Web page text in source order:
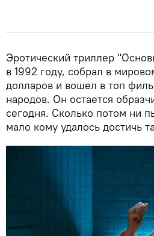
Эротический триллер
в 1992 году, собрал в
долларов и вошел в топ
народов. Он остается
сегодня. Сколько потом ни
мало кому удалось достичь